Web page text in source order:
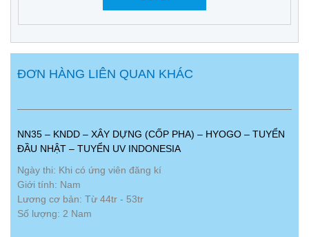
ĐƠN HÀNG LIÊN QUAN KHÁC
NN35 – KNDD – XÂY DỰNG (CỐP PHA) – HYOGO – TUYỂN
ĐẦU NHẬT – TUYỂN UV INDONESIA
Ngày thi: Khi có ứng viên đăng kí
Giới tính: Nam
Lương cơ bản: Từ 44tr - 53tr
Số lượng: 2 Nam